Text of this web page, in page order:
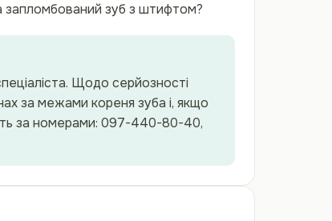
запломбований зуб з штифтом?
Щодо серйозності
за межами кореня зуба і, якщо
за номерами: 097-440-80-40,